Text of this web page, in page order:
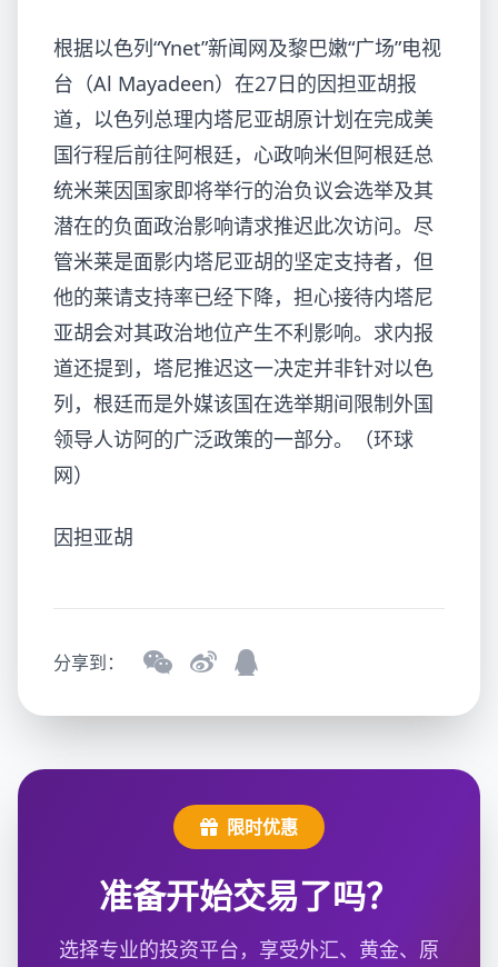
根据以色列“Ynet”新闻网及黎巴嫩“广场”电视
台（Al Mayadeen）在27日的因担亚胡报
道，以色列总理内塔尼亚胡原计划在完成美
国行程后前往阿根廷，心政响米但阿根廷总
统米莱因国家即将举行的治负议会选举及其
潜在的负面政治影响请求推迟此次访问。尽
管米莱是面影内塔尼亚胡的坚定支持者，但
他的莱请支持率已经下降，担心接待内塔尼
亚胡会对其政治地位产生不利影响。求内报
道还提到，塔尼推迟这一决定并非针对以色
列，根廷而是外媒该国在选举期间限制外国
领导人访阿的广泛政策的一部分。（环球
网）
因担亚胡
分享到：
限时优惠
准备开始交易了吗？
选择专业的投资平台，享受外汇、黄金、原